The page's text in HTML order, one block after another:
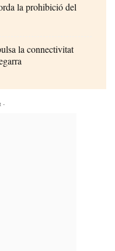
la prohibició del
la connectivitat
-